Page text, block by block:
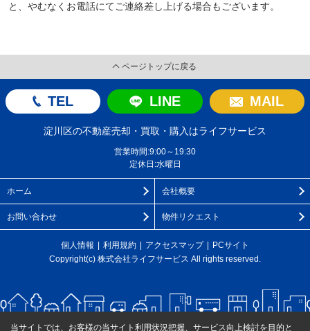
と、やむなくお電話にてご連絡差し上げる場合もございます。
ページトップに戻る
TEL LINE MAIL
淀川区の不動産売却・買取・購入はライフサービス
営業時間:9:00～19:30
定休日:水曜日
ホーム 会社概要
お問い合わせ 物件リクエスト
個人情報 利用規約 アクセスマップ
PCサイト
Copyright(c) 株式会社ライフサービス All rights reserved.
当サイトでは、お客様の当サイト利用状況把握、サービス向上検討を目的と